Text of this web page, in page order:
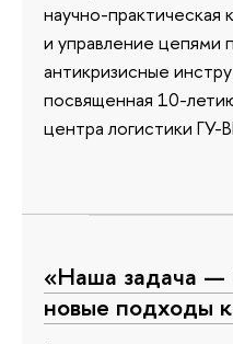
научно-
и управление цепями
антикризисные
посвященная 10-
центра логистики
«Наша задача —
новые подходы